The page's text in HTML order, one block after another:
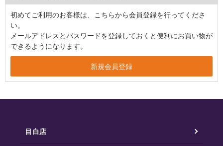
初めてご利用のお客様は、こちらから会員登録を行ってくださ
い。
メールアドレスとパスワードを登録しておくと便利にお買い物が
できるようになります。
目白店